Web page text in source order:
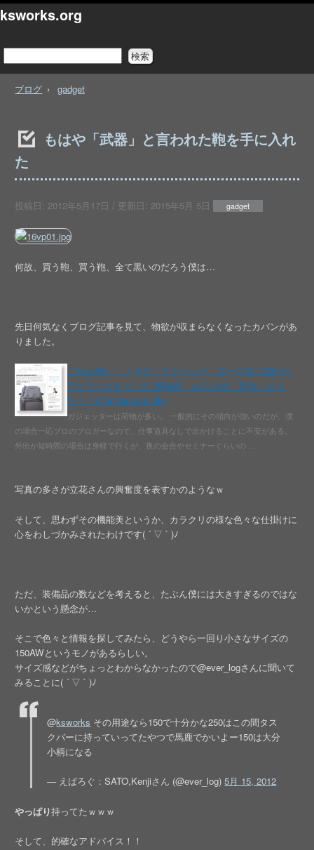
ksworks.org
ブログ gadget
もはや「武器」と言われた鞄を手に入れ
た
投稿日: 2012年5月17日 / 更新日: 2015年5月 5日 gadget
何故、買う鞄、買う鞄、全て黒いのだろう僕は…
先日何気なくブログ記事を見て、物欲が収まらなくなったカバンがあ
りました。
これは凄い！ ノマド・デイバッグ 「ロープロ DSLRビ
デオファストパック 250AW」 はもはや「武器」だっ
た！！ | No Second Life
ガジェッターは荷物が多い。 一般的にその傾向が強いのだが、僕
の場合一応プロのブロガーなので、仕事道具なしで出かけることに不安がある。
外出が短時間の場合は身軽で行くが、夜の会合やセミナーぐらいの …
写真の多さが立花さんの興奮度を表すかのようなｗ
そして、思わずその機能美というか、カラクリの様な色々な仕掛けに
心をわしづかみされたわけです( ´ ▽ ` )ﾉ
ただ、装備品の数などを考えると、たぶん僕には大きすぎるのではな
いかという懸念が…
そこで色々と情報を探してみたら、どうやら一回り小さなサイズの
150AWというモノがあるらしい。
サイズ感などがちょっとわからなかったので@ever_logさんに聞いて
みることに( ´ ▽ ` )ﾉ
@ksworks その用途なら150で十分かな250はこの間タス
クバーに持っていってたやつで馬鹿でかいよー150は大分
小柄になる
— えばろぐ：SATO,Kenjiさん (@ever_log)5月 15, 2012
やっぱり持ってたｗｗｗ
そして、的確なアドバイス！！